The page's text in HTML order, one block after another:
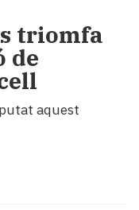
triomfa
de
aquest